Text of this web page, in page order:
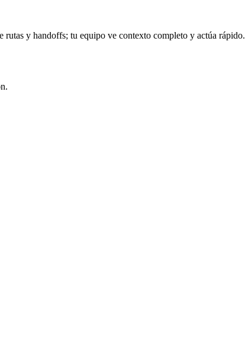
y handoffs; tu equipo ve contexto completo y actúa rápido.